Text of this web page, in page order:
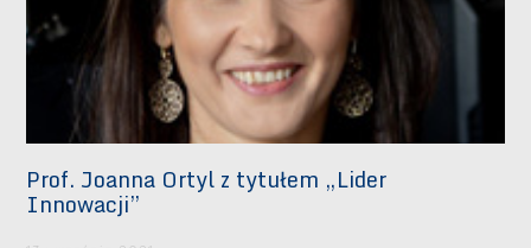
Prof. Joanna Ortyl z tytułem „Lider
Innowacji”